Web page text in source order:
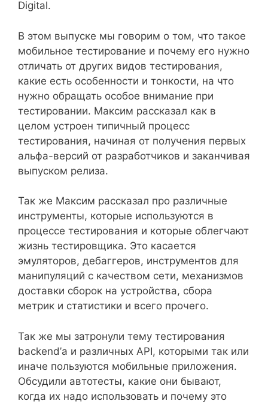
Digital.
В этом выпуске мы говорим о том, что такое
мобильное тестирование и почему его нужно
отличать от других видов тестирования,
какие есть особенности и тонкости, на что
нужно обращать особое внимание при
тестировании. Максим рассказал как в
целом устроен типичный процесс
тестирования, начиная от получения первых
альфа-версий от разработчиков и заканчивая
выпуском релиза.
Так же Максим рассказал про различные
инструменты, которые используются в
процессе тестирования и которые облегчают
жизнь тестировщика. Это касается
эмуляторов, дебаггеров, инструментов для
манипуляций с качеством сети, механизмов
доставки сборок на устройства, сбора
метрик и статистики и всего прочего.
Так же мы затронули тему тестирования
backend’а и различных API, которыми так или
иначе пользуются мобильные приложения.
Обсудили автотесты, какие они бывают,
когда их надо использовать и почему это